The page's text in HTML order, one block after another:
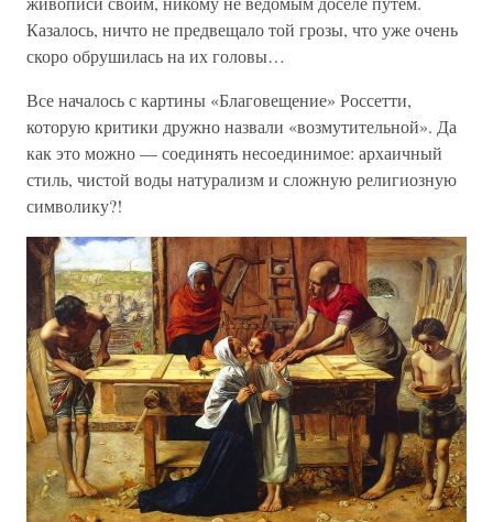
Казалось, ничто не предвещало той грозы, что уже очень
скоро обрушилась на их головы…
Все началось с картины «Благовещение» Россетти,
которую критики дружно назвали «возмутительной». Да
как это можно — соединять несоединимое: архаичный
стиль, чистой воды натурализм и сложную религиозную
символику?!